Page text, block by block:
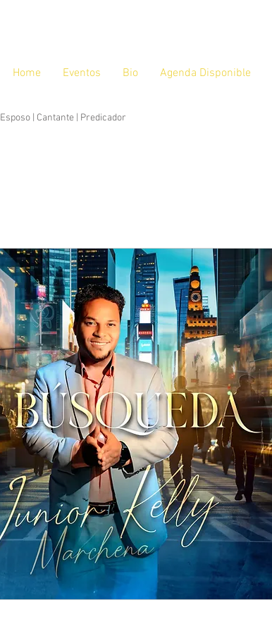
Home Eventos Bio Agenda Disponible
Esposo | Cantante | Predicador